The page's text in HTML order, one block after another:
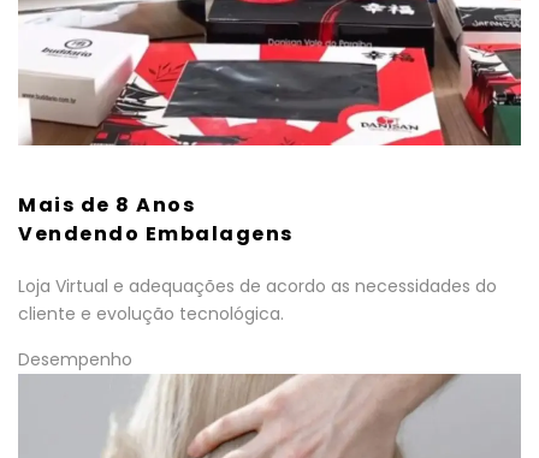
Mais de 8 Anos
Vendendo Embalagens
Loja Virtual e adequações de acordo as necessidades do
cliente e evolução tecnológica.
Desempenho